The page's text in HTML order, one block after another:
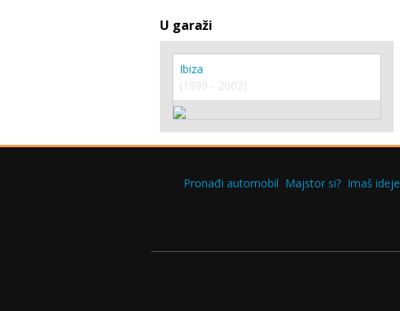
U garaži
Ibiza
(1999 - 2002)
Pronađi automobil Majstor si? Imaš ideje